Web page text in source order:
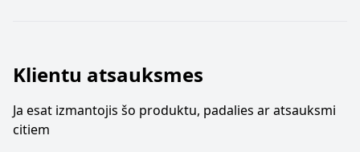
Klientu atsauksmes
Ja esat izmantojis šo produktu, padalies ar atsauksmi
citiem